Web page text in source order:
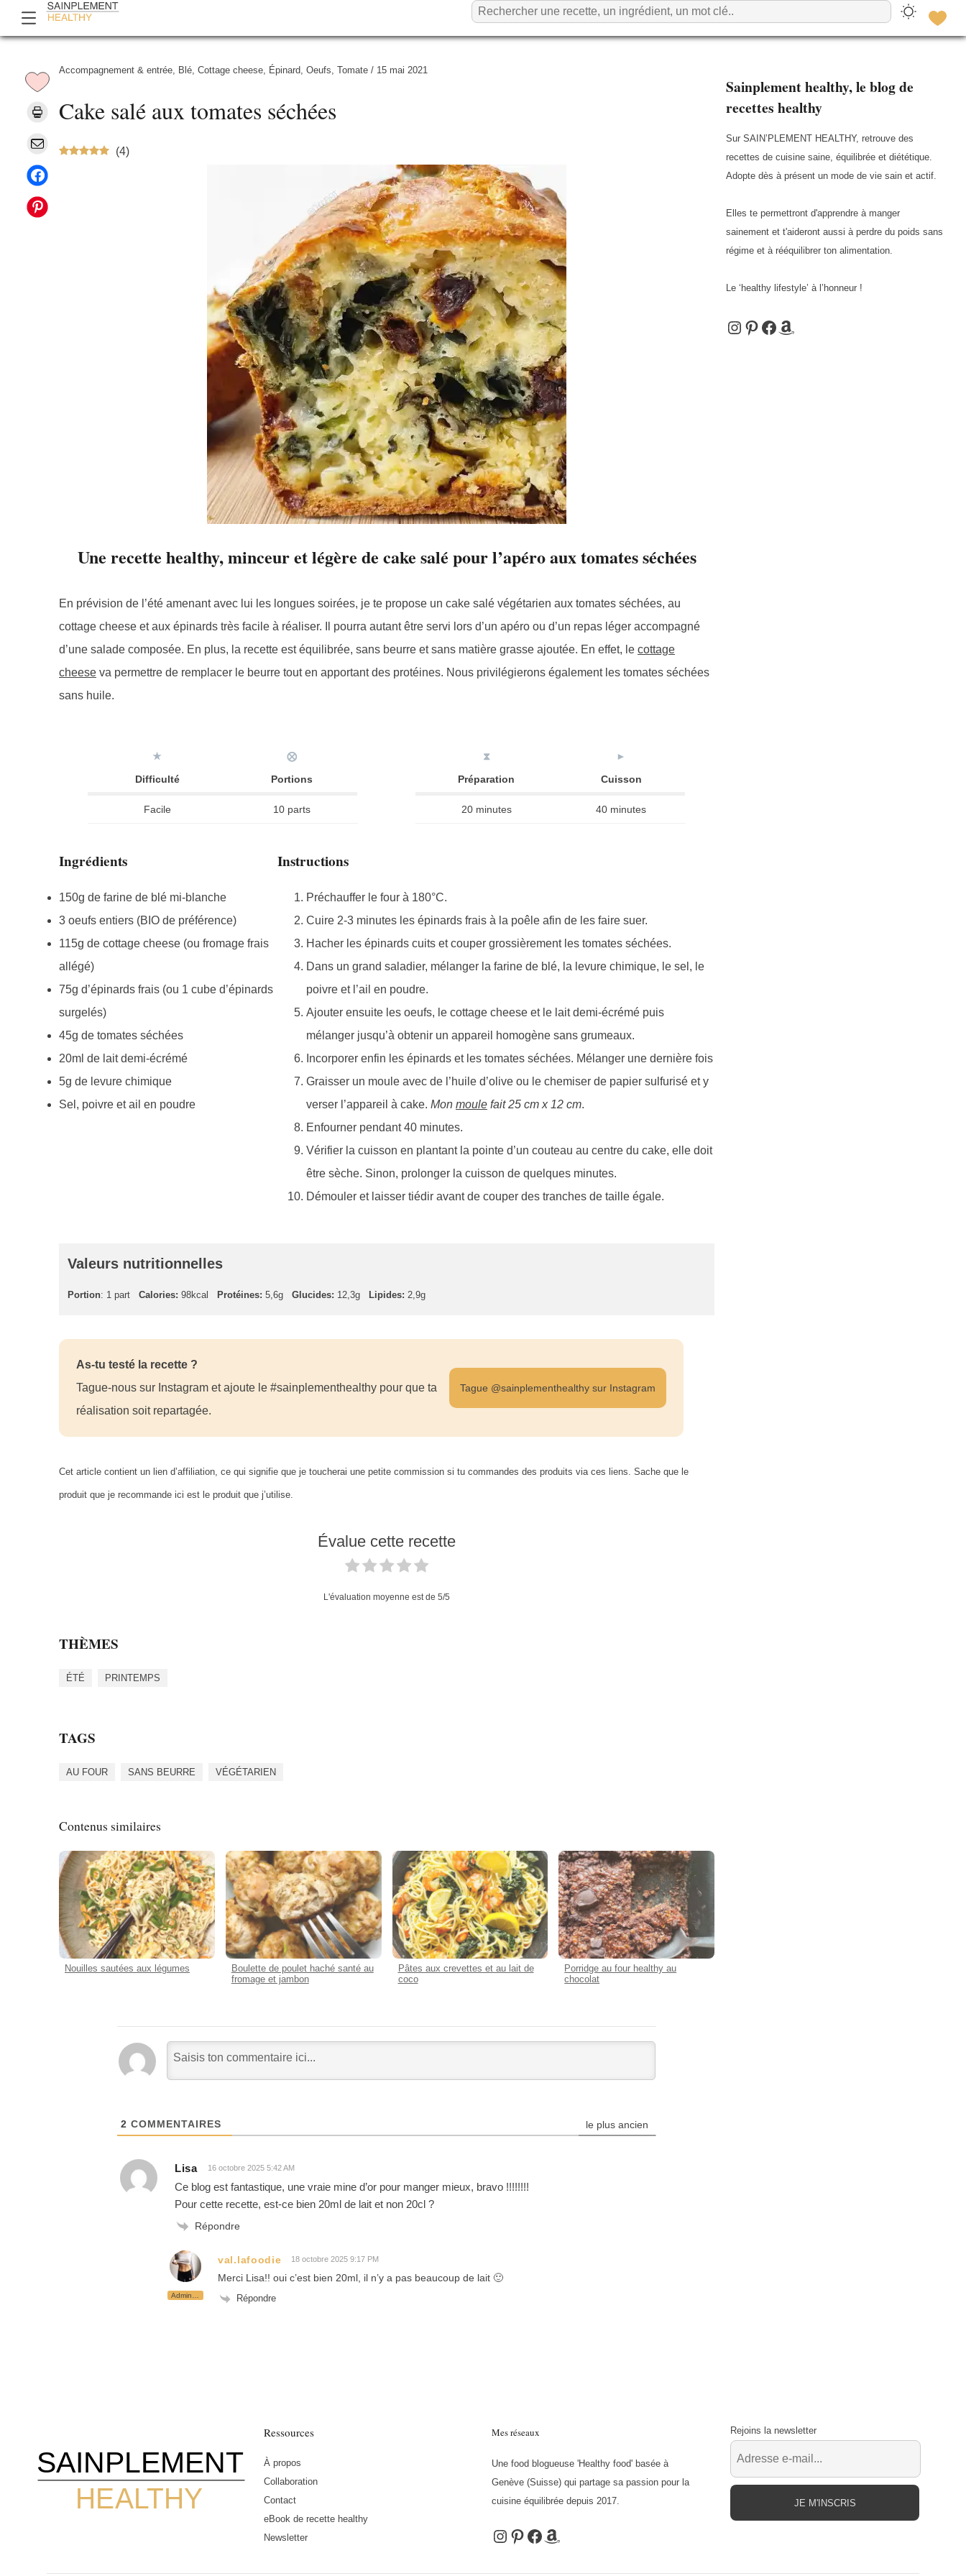
Sainplement healthy, le blog de
recettes healthy
Sur SAIN’PLEMENT HEALTHY, retrouve des
recettes de cuisine saine, équilibrée et diététique.
Adopte dès à présent un mode de vie sain et actif.
Elles te permettront d'apprendre à manger
sainement et t'aideront aussi à perdre du poids sans
régime et à rééquilibrer ton alimentation.
Le ‘healthy lifestyle’ à l’honneur !
Instagram
Pinterest
Facebook
Amazon
Accompagnement & entrée, Blé, Cottage cheese, Épinard, Oeufs, Tomate / 15 mai 2021
Cake salé aux tomates séchées
(4)
Une recette healthy, minceur et légère de cake salé pour l’apéro aux tomates séchées
En prévision de l’été amenant avec lui les longues soirées, je te propose un cake salé végétarien aux tomates séchées, au
cottage cheese et aux épinards très facile à réaliser. Il pourra autant être servi lors d’un apéro ou d’un repas léger accompagné
d’une salade composée. En plus, la recette est équilibrée, sans beurre et sans matière grasse ajoutée. En effet, le cottage
cheese va permettre de remplacer le beurre tout en apportant des protéines. Nous privilégierons également les tomates séchées
sans huile.
★
Difficulté
⨂
Portions
Facile 10 parts
⧗
Préparation
►
Cuisson
20 minutes 40 minutes
Ingrédients
150g de farine de blé mi-blanche
3 oeufs entiers (BIO de préférence)
115g de cottage cheese (ou fromage frais
allégé)
75g d’épinards frais (ou 1 cube d’épinards
surgelés)
45g de tomates séchées
20ml de lait demi-écrémé
5g de levure chimique
Sel, poivre et ail en poudre
Instructions
Préchauffer le four à 180°C.
Cuire 2-3 minutes les épinards frais à la poêle afin de les faire suer.
Hacher les épinards cuits et couper grossièrement les tomates séchées.
Dans un grand saladier, mélanger la farine de blé, la levure chimique, le sel, le
poivre et l’ail en poudre.
Ajouter ensuite les oeufs, le cottage cheese et le lait demi-écrémé puis
mélanger jusqu’à obtenir un appareil homogène sans grumeaux.
Incorporer enfin les épinards et les tomates séchées. Mélanger une dernière fois
Graisser un moule avec de l’huile d’olive ou le chemiser de papier sulfurisé et y
verser l’appareil à cake. Mon moulefait 25 cm x 12 cm.
Enfourner pendant 40 minutes.
Vérifier la cuisson en plantant la pointe d’un couteau au centre du cake, elle doit
être sèche. Sinon, prolonger la cuisson de quelques minutes.
Démouler et laisser tiédir avant de couper des tranches de taille égale.
Valeurs nutritionnelles
Portion: 1 part Calories: 98kcal Protéines: 5,6g Glucides: 12,3g Lipides: 2,9g
As-tu testé la recette ?
Tague-nous sur Instagram et ajoute le #sainplementhealthy pour que ta
réalisation soit repartagée.
Tague @sainplementhealthy sur Instagram
Cet article contient un lien d’affiliation, ce qui signifie que je toucherai une petite commission si tu commandes des produits via ces liens. Sache que le
produit que je recommande ici est le produit que j’utilise.
Évalue cette recette
L'évaluation moyenne est de 5/5
THÈMES
ÉTÉ PRINTEMPS
TAGS
AU FOUR SANS BEURRE VÉGÉTARIEN
Contenus similaires
Nouilles sautées aux légumes
Boulette de poulet haché santé au
fromage et jambon
Pâtes aux crevettes et au lait de
coco
Porridge au four healthy au
chocolat
2 COMMENTAIRES le plus ancien
Lisa 16 octobre 2025 5:42 AM
Ce blog est fantastique, une vraie mine d’or pour manger mieux, bravo !!!!!!!!
Pour cette recette, est-ce bien 20ml de lait et non 20cl ?
Répondre
Administrateur
val.lafoodie 18 octobre 2025 9:17 PM
Merci Lisa!! oui c’est bien 20ml, il n’y a pas beaucoup de lait 🙂
Répondre
HEALTHY
SAINPLEMENT
Ressources
À propos
Collaboration
Contact
eBook de recette healthy
Newsletter
Mes réseaux
Une food blogueuse 'Healthy food' basée à
Genève (Suisse) qui partage sa passion pour la
cuisine équilibrée depuis 2017.
Instagram
Pinterest
Facebook
Amazon
Rejoins la newsletter
JE M'INSCRIS